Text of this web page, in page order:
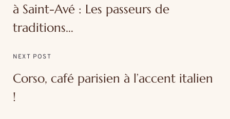
à Saint-Avé : Les passeurs de
traditions…
NEXT POST
Corso, café parisien à l’accent italien
!